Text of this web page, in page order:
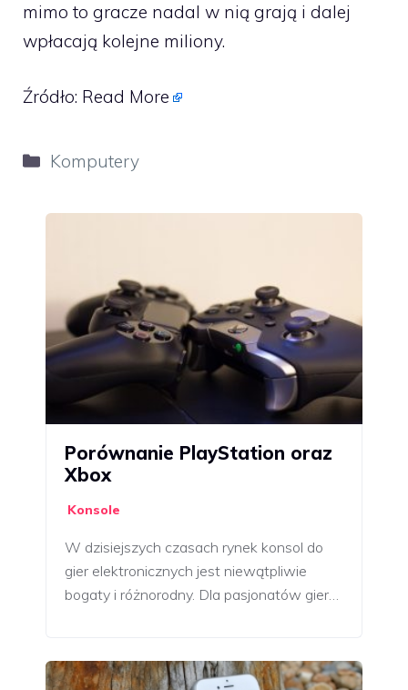
mimo to gracze nadal w nią grają i dalej
wpłacają kolejne miliony.
Źródło: Read More
Kategorie
Komputery
Porównanie PlayStation oraz
Xbox
Konsole
W dzisiejszych czasach rynek konsol do
gier elektronicznych jest niewątpliwie
bogaty i różnorodny. Dla pasjonatów gier…